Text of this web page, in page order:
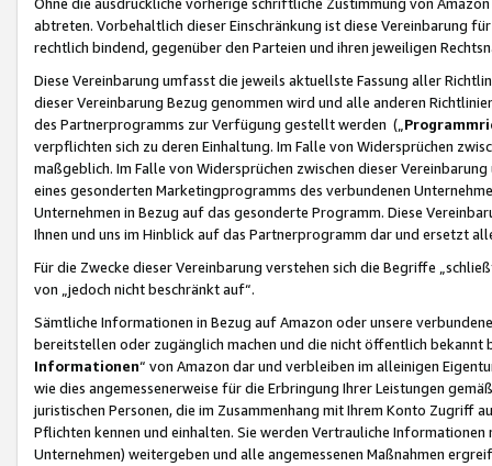
Ohne die ausdrückliche vorherige schriftliche Zustimmung von
abtreten. Vorbehaltlich dieser Einschränkung ist diese Vereinbarung
rechtlich bindend, gegenüber den Parteien und ihren jeweiligen
Diese Vereinbarung umfasst die jeweils aktuellste Fassung aller
dieser Vereinbarung Bezug genommen wird und alle anderen
des Partnerprogramms zur Verfügung gestellt werden („
verpflichten sich zu deren Einhaltung. Im Falle von Widersprüchen
maßgeblich. Im Falle von Widersprüchen zwischen dieser
eines gesonderten Marketingprogramms des verbundenen
Unternehmen in Bezug auf das gesonderte Programm. Diese
Ihnen und uns im Hinblick auf das Partnerprogramm dar und ersetzt
Für die Zwecke dieser Vereinbarung verstehen sich die Begriffe
von „jedoch nicht beschränkt auf“.
Sämtliche Informationen in Bezug auf Amazon oder unsere
bereitstellen oder zugänglich machen und die nicht öffentlich
Informationen“ von Amazon dar und verbleiben im alleinigen
wie dies angemessenerweise für die Erbringung Ihrer Leistungen
juristischen Personen, die im Zusammenhang mit Ihrem Konto
Pflichten kennen und einhalten. Sie werden Vertrauliche
Unternehmen) weitergeben und alle angemessenen Maßnahmen